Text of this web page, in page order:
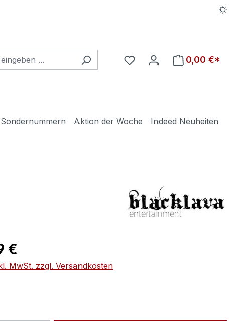
Du hast 0 Produkte auf
0,00 €*
Aktion der Woche
Indeed Neuheiten
€
MwSt. zzgl. Versandkosten